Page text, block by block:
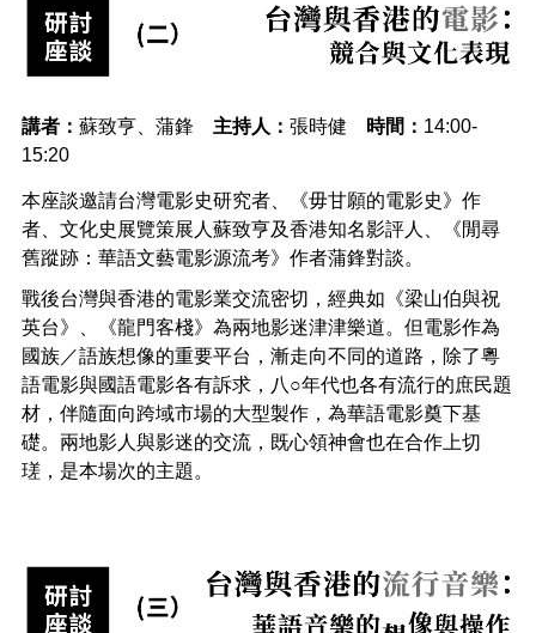
講者： 蘇致亨、蒲鋒 主持人： 張時健 時間： 14:00-
15:20
本座談邀請台灣電影史研究者、《毋甘願的電影史》作
者、文化史展覽策展人蘇致亨及香港知名影評人、《閒尋
舊蹤跡：華語文藝電影源流考》作者蒲鋒對談。
戰後台灣與香港的電影業交流密切，經典如《梁山伯與祝
英台》、《龍門客棧》為兩地影迷津津樂道。但電影作為
國族／語族想像的重要平台，漸走向不同的道路，除了粵
語電影與國語電影各有訴求，八○年代也各有流行的庶民題
材，伴隨面向跨域市場的大型製作，為華語電影奠下基
礎。兩地影人與影迷的交流，既心領神會也在合作上切
瑳，是本場次的主題。